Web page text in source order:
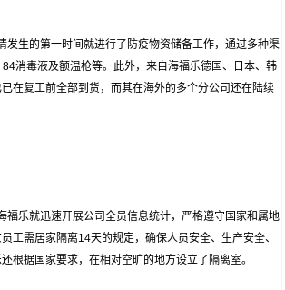
生的第一时间就进行了防疫物资储备工作，通过多种渠
消毒液及额温枪等。此外，来自海福乐德国、日本、韩
在复工前全部到货，而其在海外的多个分公司还在陆续
乐就迅速开展公司全员信息统计，严格遵守国家和属地
工需居家隔离14天的规定，确保人员安全、生产安全、
根据国家要求，在相对空旷的地方设立了隔离室。